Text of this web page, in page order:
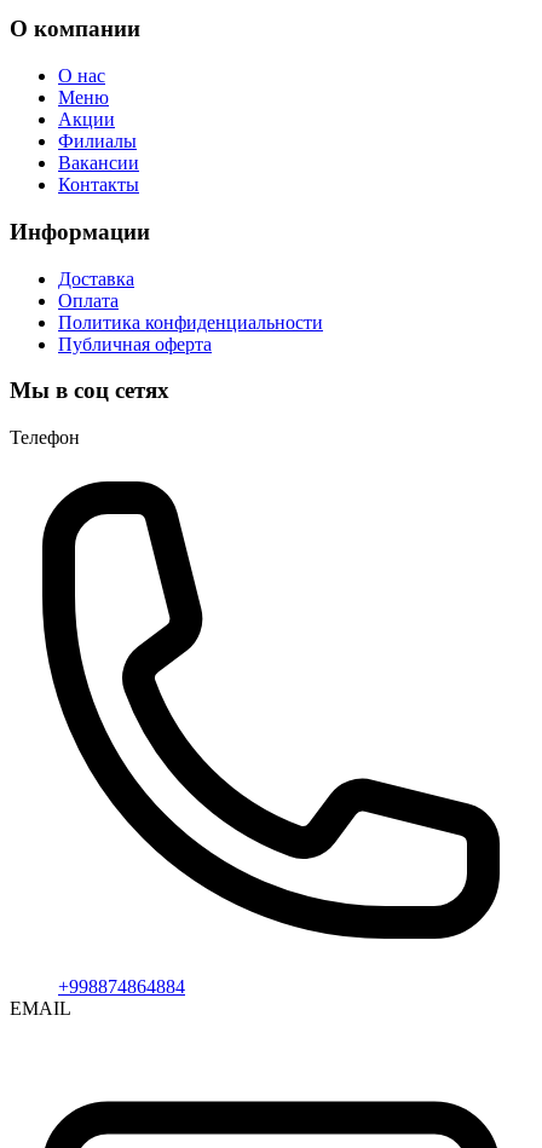
О компании
О нас
Меню
Акции
Филиалы
Вакансии
Контакты
Информации
Доставка
Оплата
Политика конфиденциальности
Публичная оферта
Мы в соц сетях
Телефон
+998874864884
EMAIL